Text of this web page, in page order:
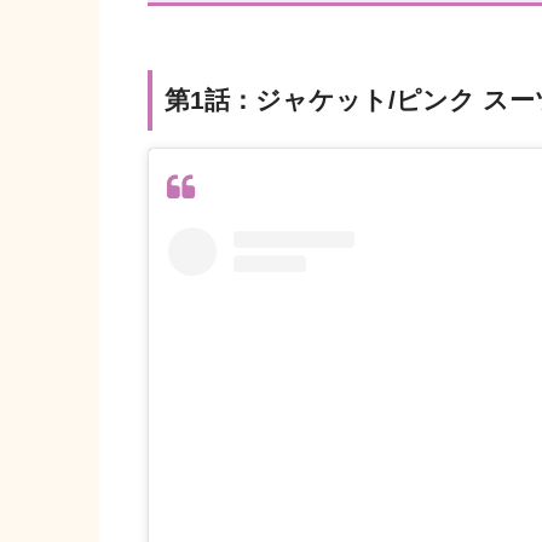
第1話：ジャケット/ピンク スー